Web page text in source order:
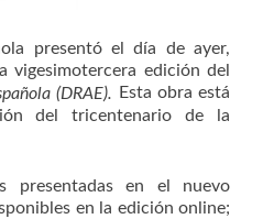
presentó el día de ayer,
vigesimotercera edición del
(DRAE).
Esta obra está
del tricentenario de la
presentadas en el nuevo
en la edición online;